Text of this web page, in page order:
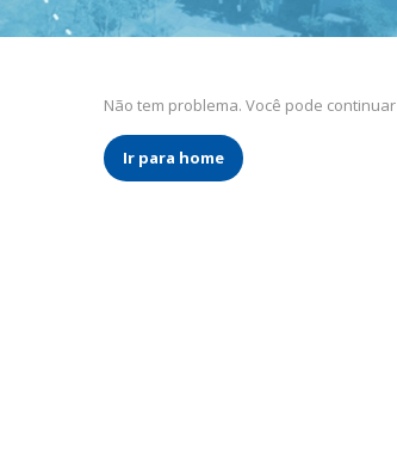
Não tem problema. Você pode
Ir para home